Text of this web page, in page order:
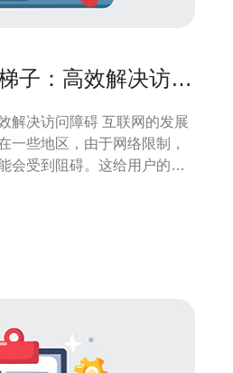
子：高效解决访问
障碍 互联网的发展
一些地区，由于网络限制，
会受到阻碍。这给用户的信
解决访问障碍，享受畅通无